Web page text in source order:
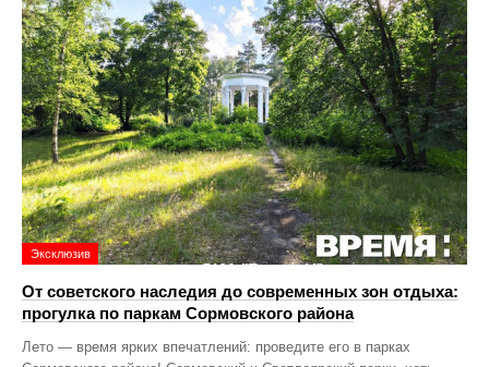
Эксклюзив
От советского наследия до современных зон отдыха:
прогулка по паркам Сормовского района
Лето — время ярких впечатлений: проведите его в парках